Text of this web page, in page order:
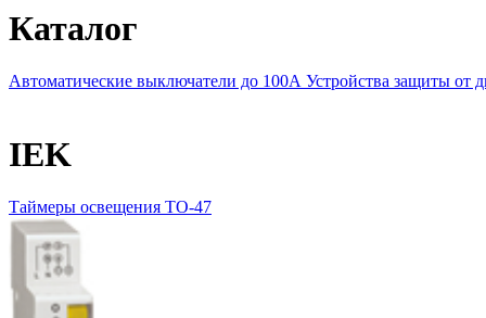
Каталог
Автоматические выключатели до 100А Устройства защиты от
IEK
Таймеры освещения ТО-47